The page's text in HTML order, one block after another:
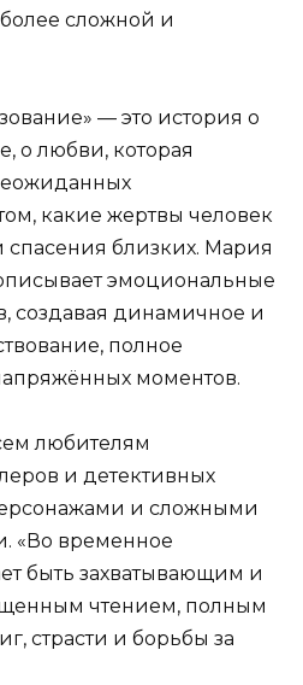
сложной и
— это история о
о любви, которая
какие жертвы человек
спасения близких. Мария
эмоциональные
создавая динамичное и
полное
моментов.
любителям
и детективных
и сложными
«Во временное
быть захватывающим и
чтением, полным
страсти и борьбы за